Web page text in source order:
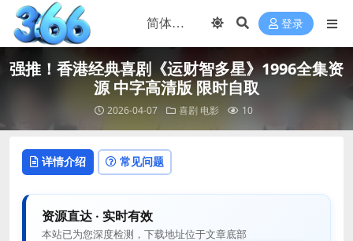
登录
强推！香港经典喜剧《运财智多星》1996全集资
源 中字高清版 限时自取
2026-04-07 喜剧 电影 10
详情介绍 常见问题
资源直达 · 实时有效
本站已为您深度检测，下载地址位于文章底部